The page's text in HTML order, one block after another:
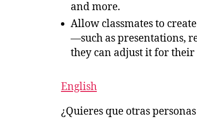
and more.
Allow classmates to
—such as presentations,
they can adjust it for their
English
¿Quieres que otras